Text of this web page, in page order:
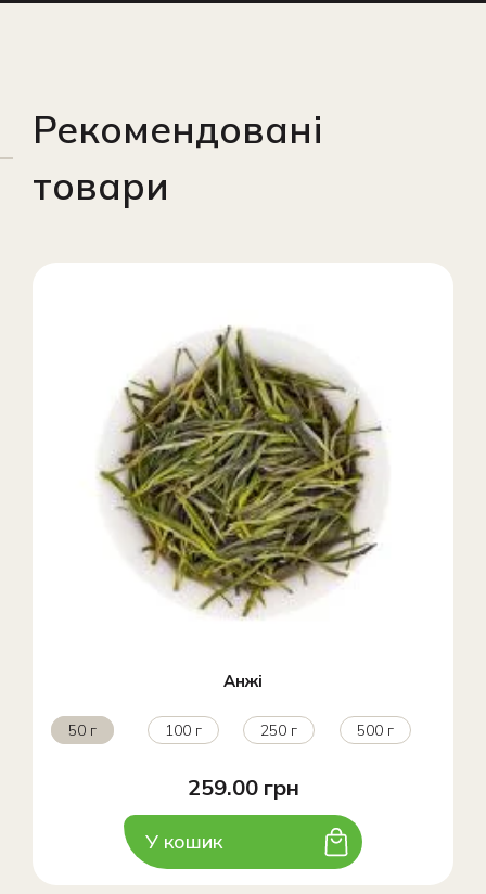
Рекомендовані
товари
Анжі
50 г 100 г 250 г 500 г
259.00 грн
У кошик